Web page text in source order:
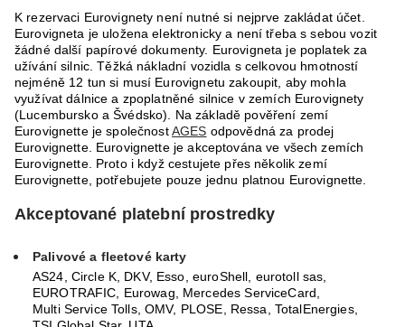
K rezervaci Eurovignety není nutné si nejprve zakládat účet.
Eurovigneta je uložena elektronicky a není třeba s sebou vozit
žádné další papírové dokumenty. Eurovigneta je poplatek za
užívání silnic. Těžká nákladní vozidla s celkovou hmotností
nejméně 12 tun si musí Eurovignetu zakoupit, aby mohla
využívat dálnice a zpoplatněné silnice v zemích Eurovignety
(Lucembursko a Švédsko). Na základě pověření zemí
Eurovignette je společnost AGES odpovědná za prodej
Eurovignette. Eurovignette je akceptována ve všech zemích
Eurovignette. Proto i když cestujete přes několik zemí
Eurovignette, potřebujete pouze jednu platnou Eurovignette.
Akceptované platební prostredky
Palivové a fleetové karty
AS24, Circle K, DKV, Esso, euroShell, eurotoll sas,
EUROTRAFIC, Eurowag, Mercedes ServiceCard,
Multi Service Tolls, OMV, PLOSE, Ressa, TotalEnergies,